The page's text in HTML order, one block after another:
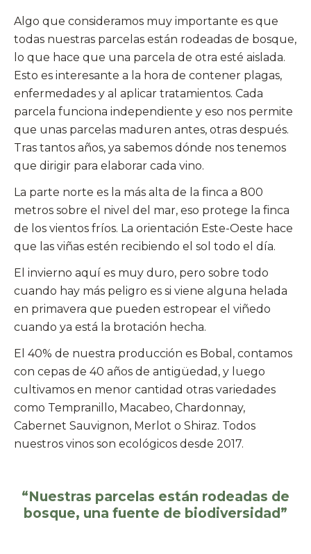
Algo que consideramos muy importante es que
todas nuestras parcelas están rodeadas de bosque,
lo que hace que una parcela de otra esté aislada.
Esto es interesante a la hora de contener plagas,
enfermedades y al aplicar tratamientos. Cada
parcela funciona independiente y eso nos permite
que unas parcelas maduren antes, otras después.
Tras tantos años, ya sabemos dónde nos tenemos
que dirigir para elaborar cada vino.
La parte norte es la más alta de la finca a 800
metros sobre el nivel del mar, eso protege la finca
de los vientos fríos. La orientación Este-Oeste hace
que las viñas estén recibiendo el sol todo el día.
El invierno aquí es muy duro, pero sobre todo
cuando hay más peligro es si viene alguna helada
en primavera que pueden estropear el viñedo
cuando ya está la brotación hecha.
El 40% de nuestra producción es Bobal, contamos
con cepas de 40 años de antigüedad, y luego
cultivamos en menor cantidad otras variedades
como Tempranillo, Macabeo, Chardonnay,
Cabernet Sauvignon, Merlot o Shiraz. Todos
nuestros vinos son ecológicos desde 2017.
“Nuestras parcelas están rodeadas de
bosque, una fuente de biodiversidad”